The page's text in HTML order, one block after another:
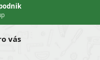
vás